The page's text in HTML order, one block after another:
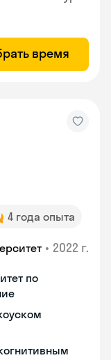
время
4 года опыта
• 2022 г.
по